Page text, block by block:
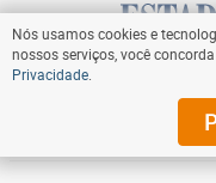
os músicos com
sabem o que dizem
o que eles com seus
os músicos o sabem
também os pintores
Nós usamos cookies e
nossos serviços, você
Privacidade